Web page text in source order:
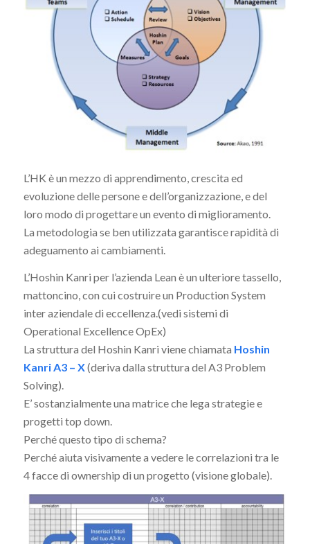
L’HK è un mezzo di apprendimento, crescita ed
evoluzione delle persone e dell’organizzazione, e del
loro modo di progettare un evento di miglioramento.
La metodologia se ben utilizzata garantisce rapidità di
adeguamento ai cambiamenti.
L’Hoshin Kanri per l’azienda Lean è un ulteriore tassello,
mattoncino, con cui costruire un Production System
inter aziendale di eccellenza.(vedi sistemi di
Operational Excellence OpEx)
La struttura del Hoshin Kanri viene chiamata Hoshin
Kanri A3 – X(deriva dalla struttura del A3 Problem
Solving).
E’ sostanzialmente una matrice che lega strategie e
progetti top down.
Perché questo tipo di schema?
Perché aiuta visivamente a vedere le correlazioni tra le
4 facce di ownership di un progetto (visione globale).